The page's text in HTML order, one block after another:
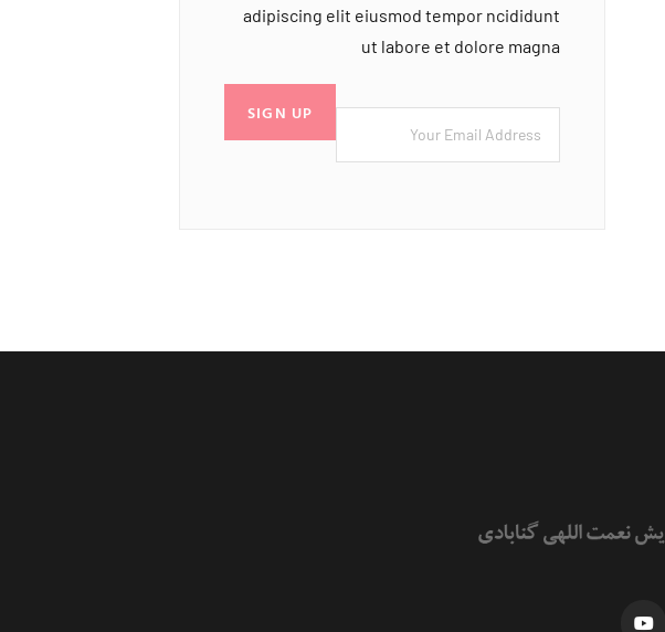
adipiscing elit eiusmod tempor ncididunt
ut labore et dolore magna
SIGN UP